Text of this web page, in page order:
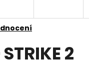
2